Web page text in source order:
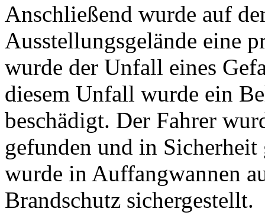
Anschließend wurde auf
Ausstellungsgelände eine
wurde der Unfall eines
diesem Unfall wurde ein
beschädigt. Der Fahrer
gefunden und in
wurde in Auffangwannen
Brandschutz sichergestellt.